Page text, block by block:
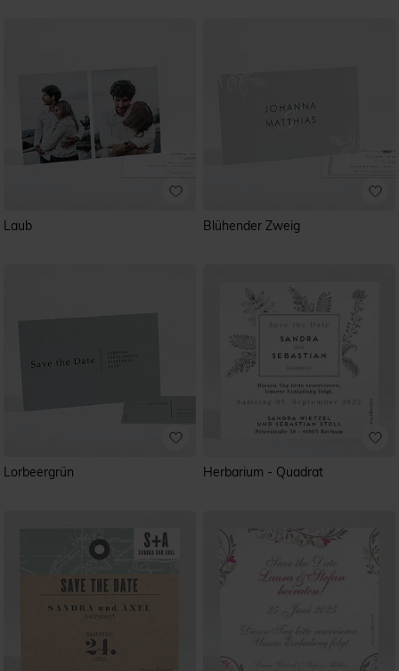
Laub Blühender Zweig
Lorbeergrün Herbarium - Quadrat